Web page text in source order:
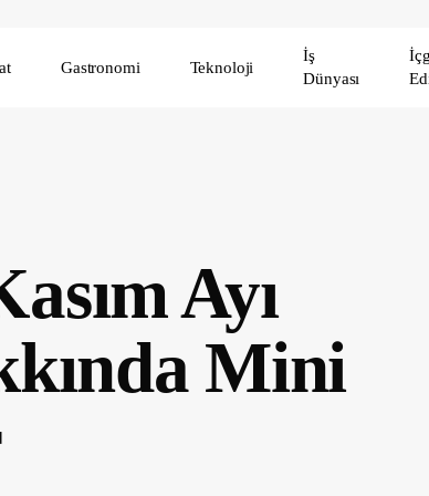
Gastronomi Teknoloji
İş
Dünyası
Ayı
Mini